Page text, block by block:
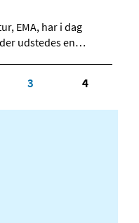
EMA, har i dag
udstedes en…
3 4